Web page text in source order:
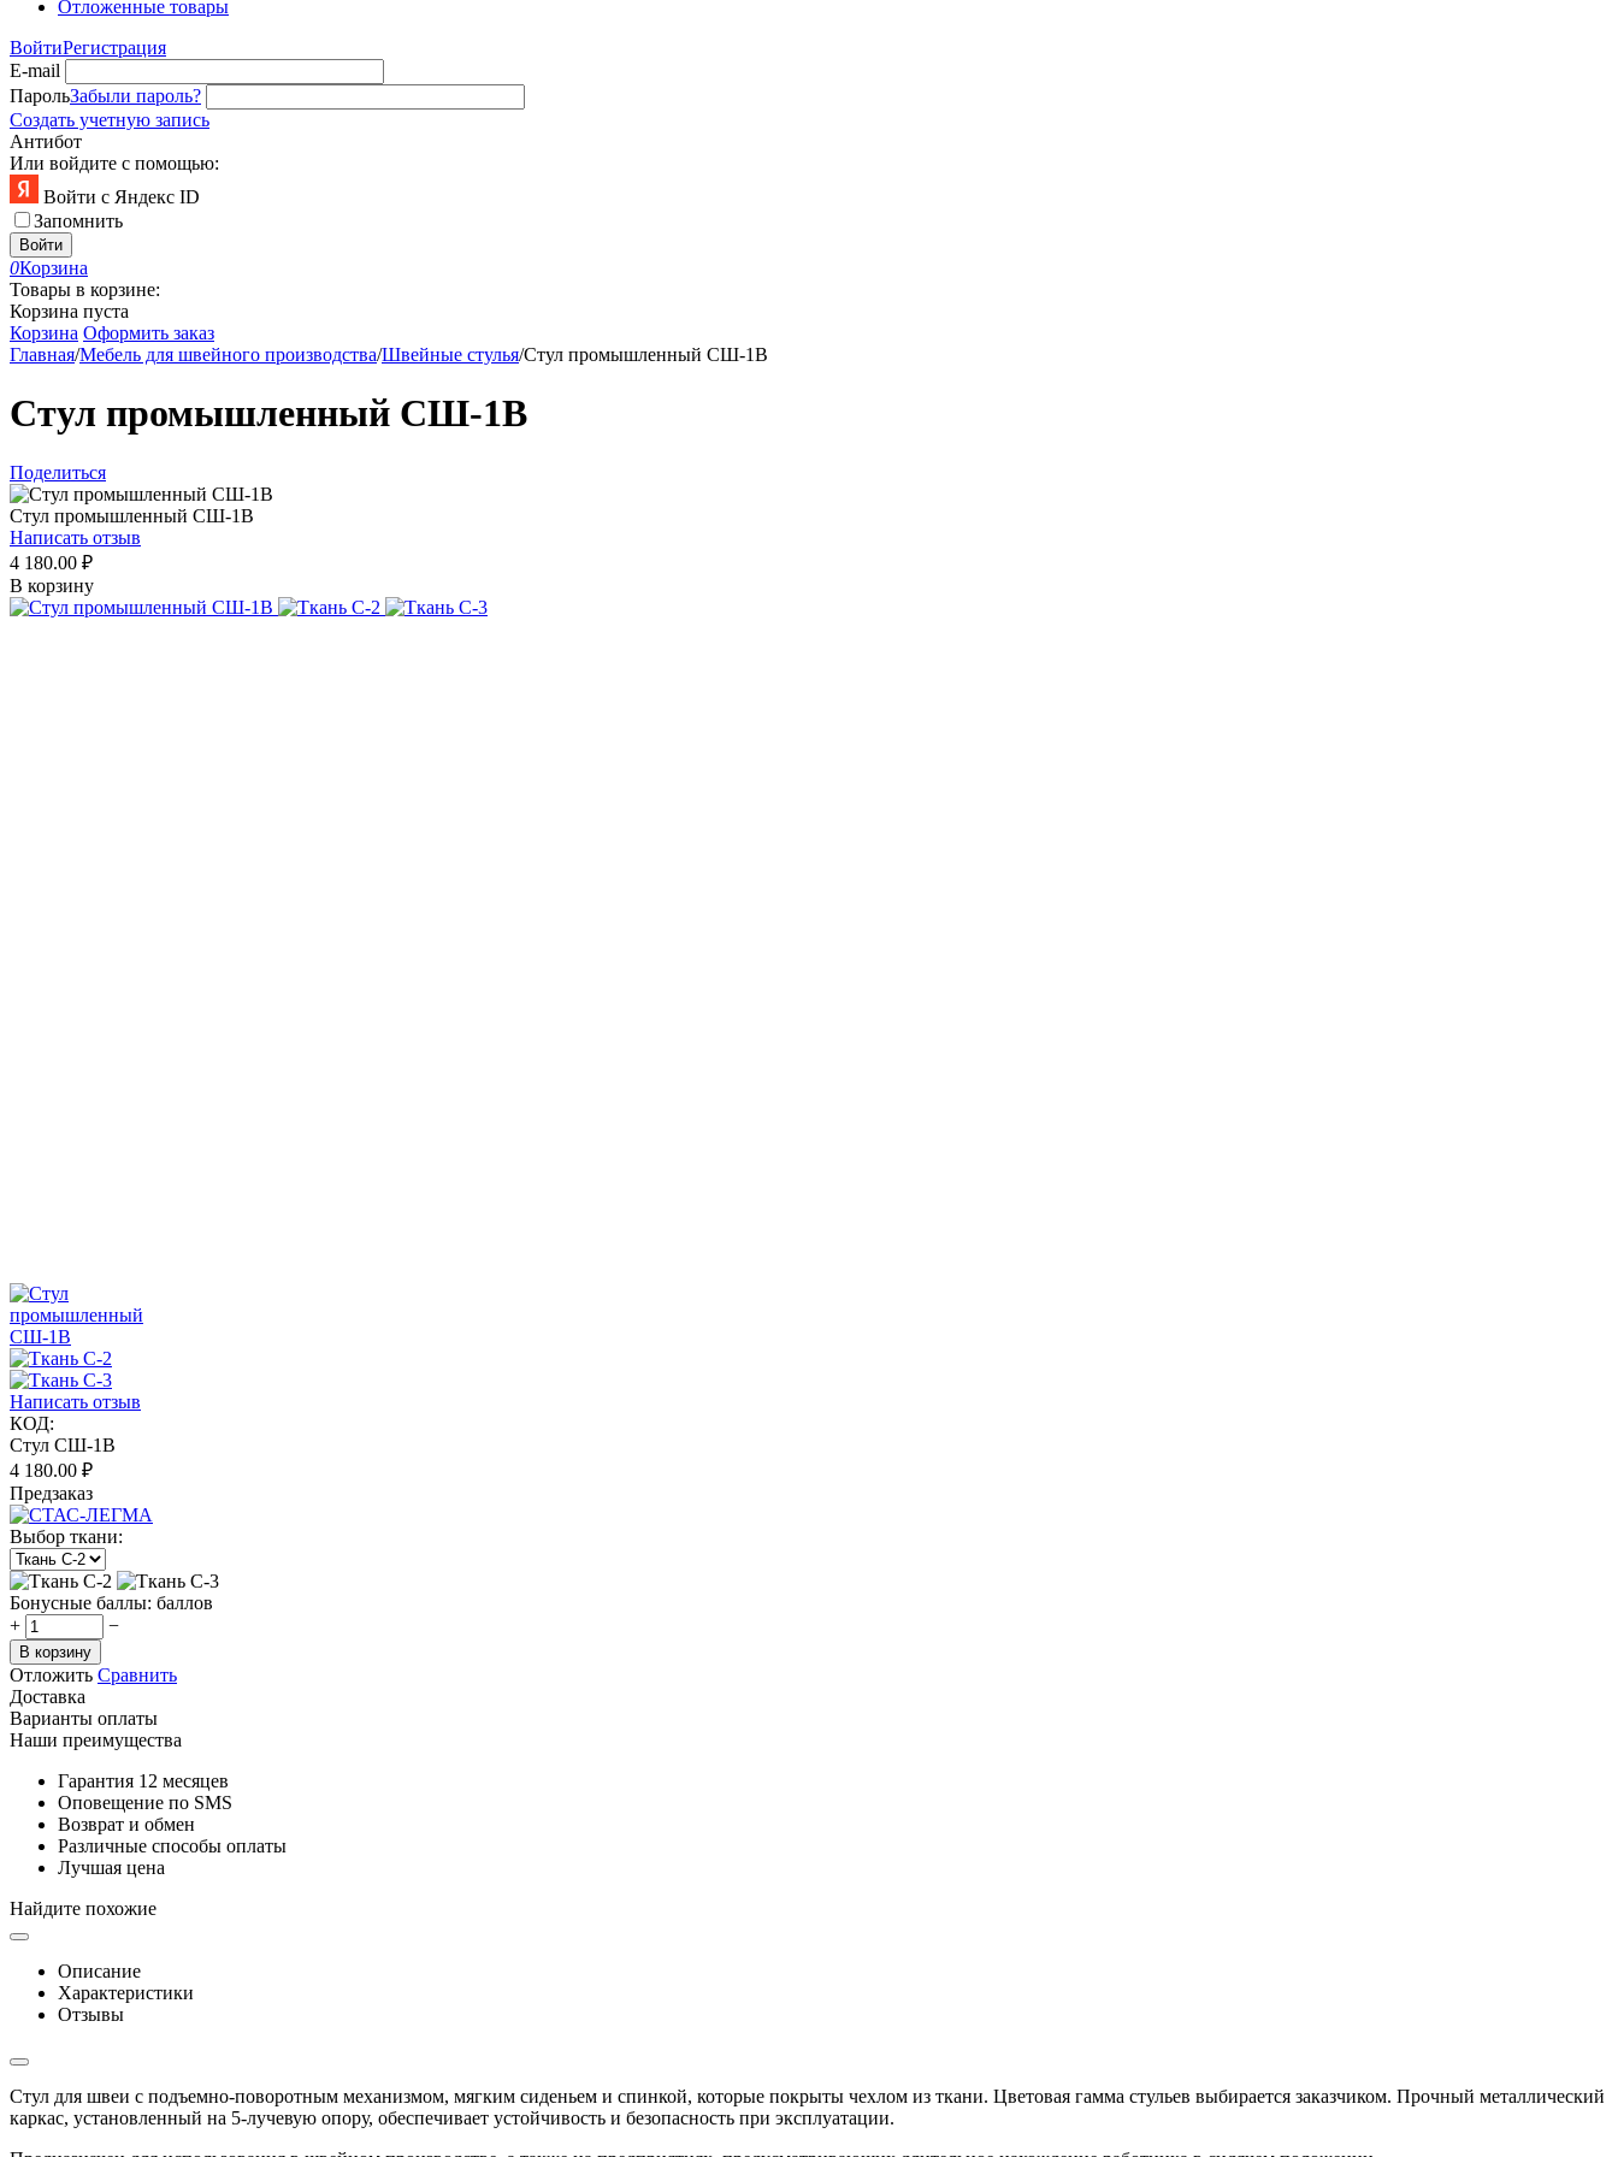
Отложенные товары
ВойтиРегистрация
E-mail
ПарольЗабыли пароль?
Создать учетную запись
Антибот
Или войдите с помощью:
Войти с Яндекс ID
Запомнить
Войти
0Корзина
Товары в корзине:
Корзина пуста
Корзина Оформить заказ
Главная/Мебель для швейного производства/Швейные стулья/Стул промышленный СШ-1В
Стул промышленный СШ-1В
Поделиться
Стул промышленный СШ-1В
Написать отзыв
4 180.00 ₽
В корзину
Написать отзыв
КОД:
Стул СШ-1В
4 180.00 ₽
Предзаказ
Выбор ткани:
Бонусные баллы: баллов
+
−
В корзину
Отложить Сравнить
Доставка
Варианты оплаты
Наши преимущества
Гарантия 12 месяцев
Оповещение по SMS
Возврат и обмен
Различные способы оплаты
Лучшая цена
Найдите похожие
Описание
Характеристики
Отзывы
Стул для швеи с подъемно-поворотным механизмом, мягким сиденьем и спинкой, которые покрыты чехлом из ткани. Цветовая гамма стульев выбирается заказчиком. Прочный металлический
каркас, установленный на 5-лучевую опору, обеспечивает устойчивость и безопасность при эксплуатации.